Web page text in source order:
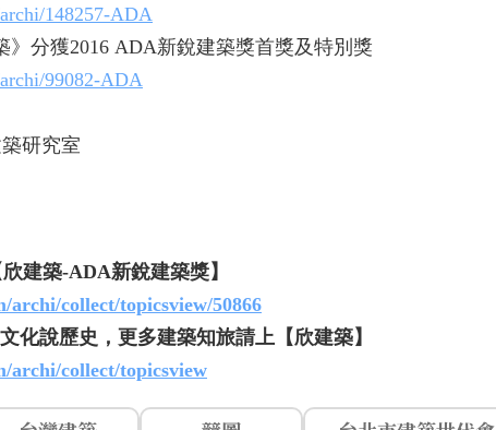
148257-ADA
》分獲2016 ADA新銳建築獎首獎及特別獎
99082-ADA
研究室
建築-ADA新銳建築獎】
archi/collect/topicsview/50866
化說歷史，更多建築知旅請上【欣建築】
archi/collect/topicsview